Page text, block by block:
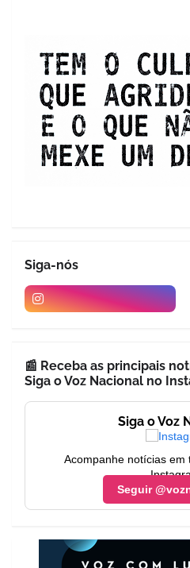
Siga-nós
📰 Receba as principais
Siga o Voz Nacional no
Siga o Voz
Acompanhe notícias em
Seguir